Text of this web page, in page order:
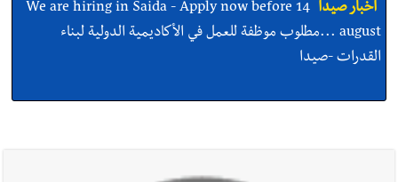
أخبار صيدا بلدية صيدا ومؤسسة الحريري تعقدان الاجتماع
التشاوري الأول للمرصد الحضري